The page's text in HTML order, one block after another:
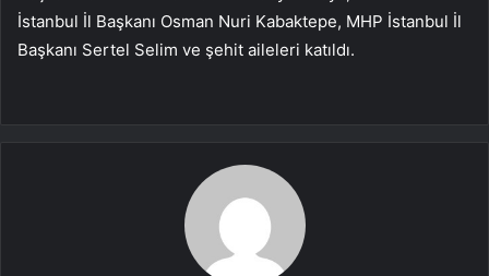
İstanbul İl Başkanı Osman Nuri Kabaktepe, MHP İstanbul İl
Başkanı Sertel Selim ve şehit aileleri katıldı.